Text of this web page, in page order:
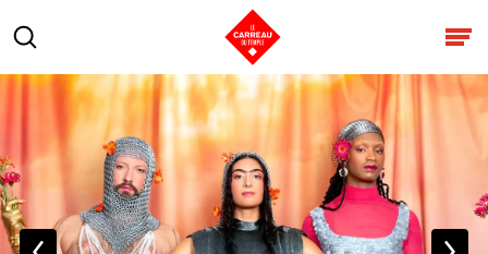
Rechercher